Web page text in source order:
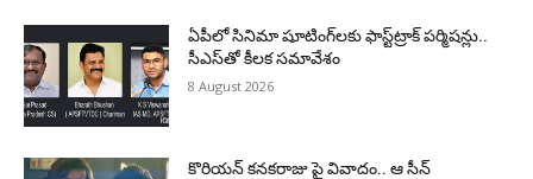
ఏపీలో సినిమా షూటింగ్‌లకు ఫాస్ట్‌ట్రాక్ పర్మిషన్లు..
సీఎస్‌తో కీలక సమావేశం
8 August 2026
కొరియన్ కనకరాజు పై వివాదం.. ఆ సీన్